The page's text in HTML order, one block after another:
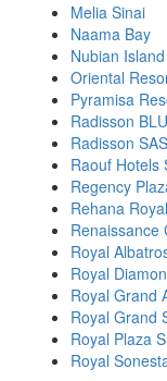
Melia Sinai
Naama Bay
Nubian Island
Oriental
Pyramisa
Radisson
Radisson SAS
Raouf Hotels
Regency
Rehana
Renaissance
Royal
Royal
Royal Grand
Royal Grand
Royal Plaza
Royal